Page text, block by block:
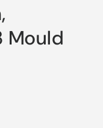
Mould